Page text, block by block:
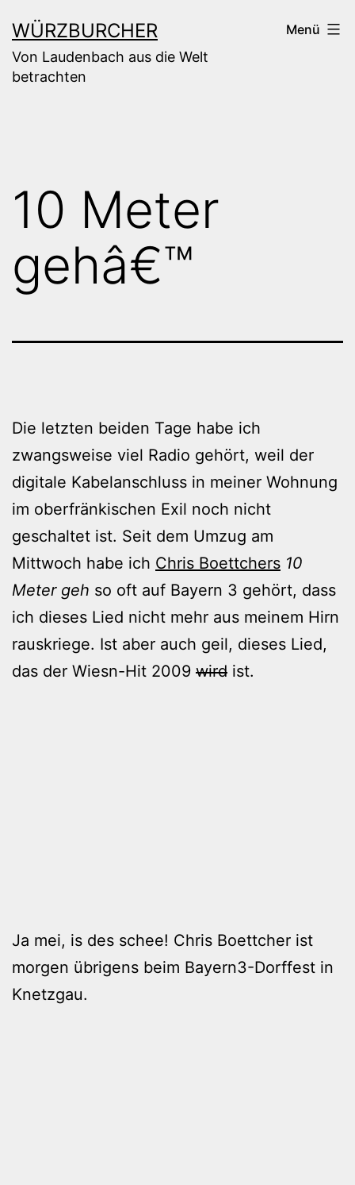
Inhalt
springen
WÜRZBURCHER
Von Laudenbach aus die Welt
betrachten
Menü
10 Meter
gehâ€™
Die letzten beiden Tage habe ich
zwangsweise viel Radio gehört, weil der
digitale Kabelanschluss in meiner Wohnung
im oberfränkischen Exil noch nicht
geschaltet ist. Seit dem Umzug am
Mittwoch habe ich Chris Boettchers 10
Meter geh so oft auf Bayern 3 gehört, dass
ich dieses Lied nicht mehr aus meinem Hirn
rauskriege. Ist aber auch geil, dieses Lied,
das der Wiesn-Hit 2009 wird ist.
Ja mei, is des schee! Chris Boettcher ist
morgen übrigens beim Bayern3-Dorffest in
Knetzgau.